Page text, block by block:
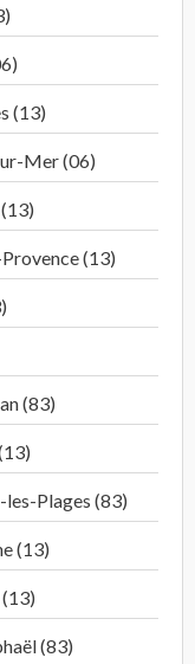
(13)
Mer (06)
(13)
(83)
les-Plages (83)
(13)
(83)